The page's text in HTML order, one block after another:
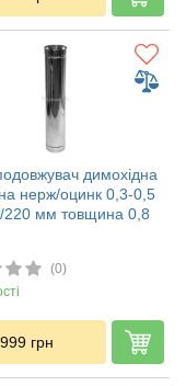
димохідна
нерж/оцинк 0,3-0,5
мм товщина 0,8
(0)
999 грн